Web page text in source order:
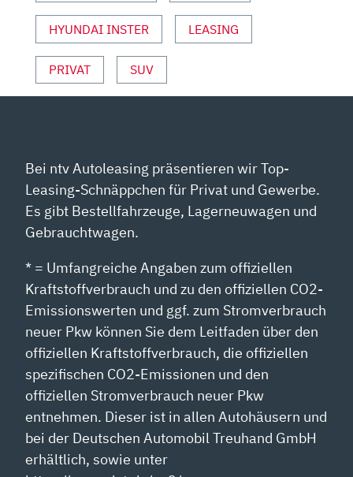
HYUNDAI INSTER LEASING
PRIVAT SUV
Bei ntv Autoleasing präsentieren wir Top-
Leasing-Schnäppchen für Privat und Gewerbe.
Es gibt Bestellfahrzeuge, Lagerneuwagen und
Gebrauchtwagen.
* = Umfangreiche Angaben zum offiziellen
Kraftstoffverbrauch und zu den offiziellen CO2-
Emissionswerten und ggf. zum Stromverbrauch
neuer Pkw können Sie dem Leitfaden über den
offiziellen Kraftstoffverbrauch, die offiziellen
spezifischen CO2-Emissionen und den
offiziellen Stromverbrauch neuer Pkw
entnehmen. Dieser ist in allen Autohäusern und
bei der Deutschen Automobil Treuhand GmbH
erhältlich, sowie unter